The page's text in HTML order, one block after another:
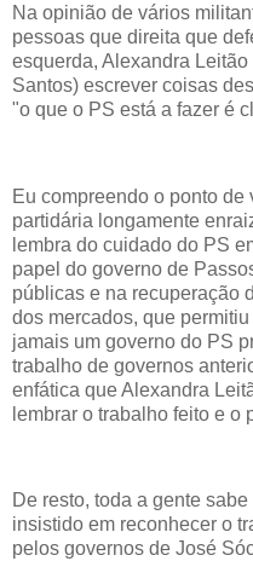
Na opinião de vários
pessoas que direita que
esquerda, Alexandra
Santos) escrever coisas
"o que o PS está a fazer é
Eu compreendo o ponto
partidária longamente
lembra do cuidado do PS
papel do governo de
públicas e na recuperação
dos mercados, que
jamais um governo do PS
trabalho de governos
enfática que Alexandra
lembrar o trabalho feito e o
De resto, toda a gente
insistido em reconhecer o
pelos governos de José